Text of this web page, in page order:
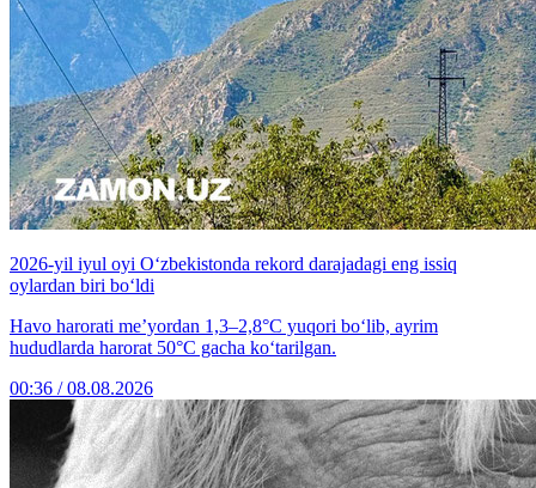
2026-yil iyul oyi O‘zbekistonda rekord darajadagi eng issiq
oylardan biri bo‘ldi
Havo harorati me’yordan 1,3–2,8°C yuqori bo‘lib, ayrim
hududlarda harorat 50°C gacha ko‘tarilgan.
00:36 / 08.08.2026